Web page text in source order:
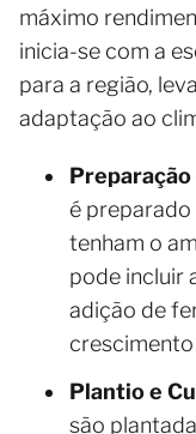
máximo
inicia-se com a
para a região,
adaptação ao
Preparação
é
tenham o
pode incluir
adição de
Plantio e
são